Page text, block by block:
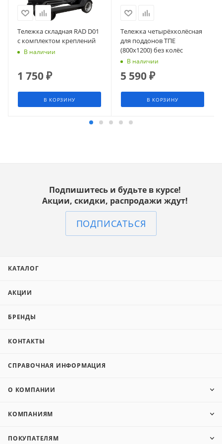
Тележка складная RAD D01
с комплектом креплений
В наличии
1 750₽
В КОРЗИНУ
Тележка четырёхколёсная
для поддонов ТПЕ
(800х1200) без колёс
В наличии
5 590₽
В КОРЗИНУ
Подпишитесь и будьте в курсе!
Акции, скидки, распродажи ждут!
ПОДПИСАТЬСЯ
КАТАЛОГ
АКЦИИ
БРЕНДЫ
КОНТАКТЫ
СПРАВОЧНАЯ ИНФОРМАЦИЯ
О КОМПАНИИ
КОМПАНИЯМ
ПОКУПАТЕЛЯМ